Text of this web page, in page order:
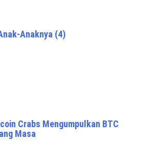
Anaknya (4)
Crabs Mengumpulkan BTC
Masa